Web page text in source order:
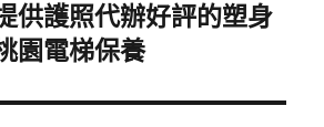
供護照代辦好評的塑身
園電梯保養